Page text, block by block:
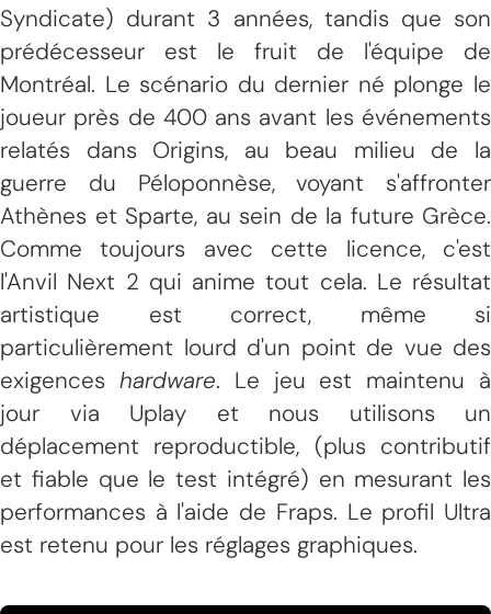
Syndicate) durant 3 années, tandis que son
prédécesseur est le fruit de l'équipe de
Montréal. Le scénario du dernier né plonge le
joueur près de 400 ans avant les événements
relatés dans Origins, au beau milieu de la
guerre du Péloponnèse, voyant s'affronter
Athènes et Sparte, au sein de la future Grèce.
Comme toujours avec cette licence, c'est
l'Anvil Next 2 qui anime tout cela. Le résultat
artistique est correct, même si
particulièrement lourd d'un point de vue des
exigences hardware. Le jeu est maintenu à
jour via Uplay et nous utilisons un
déplacement reproductible, (plus contributif
et fiable que le test intégré) en mesurant les
performances à l'aide de Fraps. Le profil Ultra
est retenu pour les réglages graphiques.